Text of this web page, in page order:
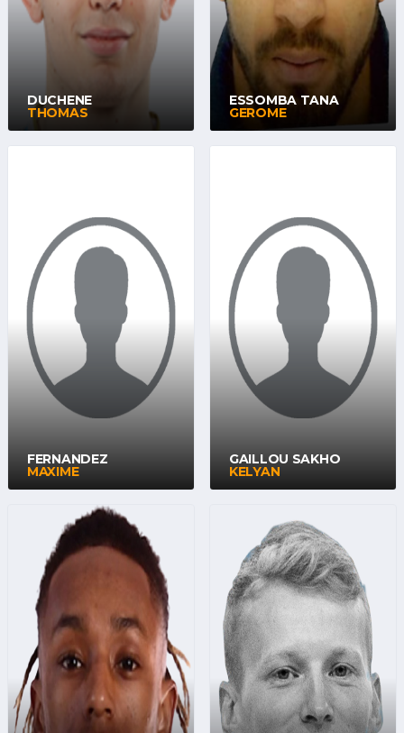
DUCHENE
THOMAS
ESSOMBA TANA
GEROME
FERNANDEZ
MAXIME
GAILLOU SAKHO
KELYAN